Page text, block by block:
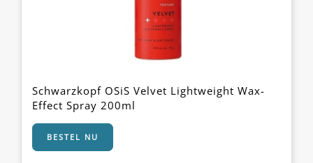
Schwarzkopf OSiS Velvet Lightweight Wax-
Effect Spray 200ml
BESTEL NU